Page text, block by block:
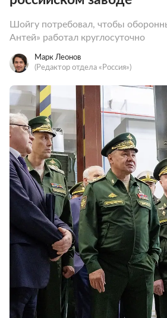
Шойгу потребовал, чтобы
Антей» работал круглосуточно
Марк Леонов
(Редактор отдела «Россия»)